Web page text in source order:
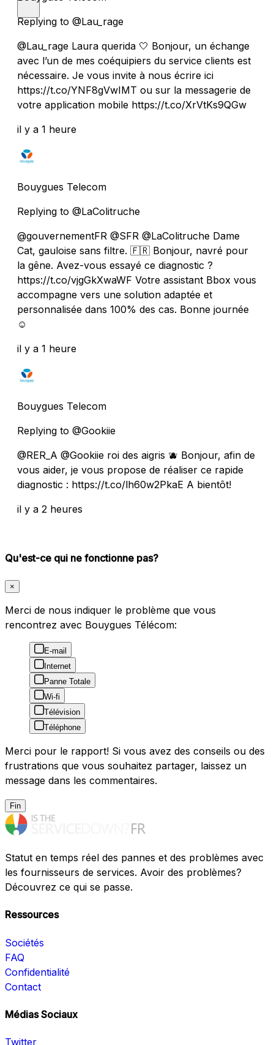
Replying to @Lau_rage
@Lau_rage Laura querida 🤍 Bonjour, un échange
avec l’un de mes coéquipiers du service clients est
nécessaire. Je vous invite à nous écrire ici
https://t.co/YNF8gVwIMT ou sur la messagerie de
votre application mobile https://t.co/XrVtKs9QGw
il y a 1 heure
Bouygues Telecom
Replying to @LaColitruche
@gouvernementFR @SFR @LaColitruche Dame
Cat, gauloise sans filtre. 🇫🇷 Bonjour, navré pour
la gêne. Avez-vous essayé ce diagnostic ?
https://t.co/vjgGkXwaWF Votre assistant Bbox vous
accompagne vers une solution adaptée et
personnalisée dans 100% des cas. Bonne journée
☺️
il y a 1 heure
Bouygues Telecom
Replying to @Gookiie
@RER_A @Gookiie roi des aigris 🫐 Bonjour, afin de
vous aider, je vous propose de réaliser ce rapide
diagnostic : https://t.co/lh60w2PkaE A bientôt!
il y a 2 heures
Qu'est-ce qui ne fonctionne pas?
×
Merci de nous indiquer le problème que vous
rencontrez avec Bouygues Télécom:
E-mail
Internet
Panne Totale
Wi-fi
Télévision
Téléphone
Merci pour le rapport! Si vous avez des conseils ou des
frustrations que vous souhaitez partager, laissez un
message dans les commentaires.
Fin
Statut en temps réel des pannes et des problèmes avec
les fournisseurs de services. Avoir des problèmes?
Découvrez ce qui se passe.
Ressources
Sociétés
FAQ
Confidentialité
Contact
Médias Sociaux
Twitter